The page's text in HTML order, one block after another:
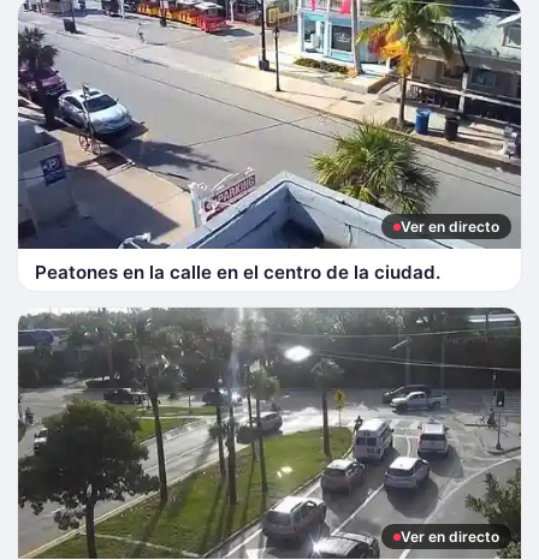
Ver en directo
Peatones en la calle en el centro de la ciudad.
Ver en directo